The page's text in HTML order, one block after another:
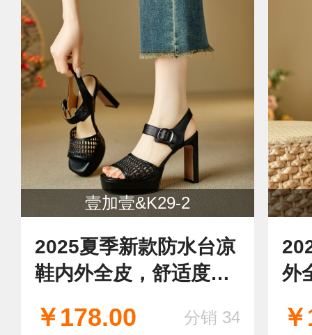
壹加壹&K29-2
2025夏季新款防水台凉
鞋内外全皮，舒适度
￥178.00 分销 34
外